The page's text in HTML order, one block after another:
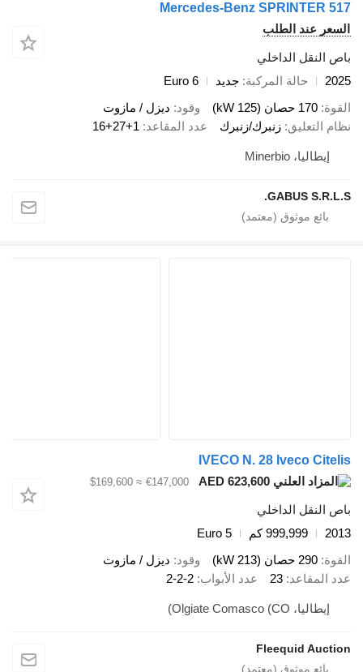
Mercedes-Benz SPRINTER
عند الطلب
النقل الداخلي
حالة المركبة جديد
Euro 6
170 حصان (125 kW) وقود ديزل / مازوت
التعليق زنبرك/زنبرك عدد المقاعد 16+27+1
إيطاليا، Minerbio
GABUS
IVECO N. 28 Iveco
AED 623,600
€147,000
≈ $169,600
النقل الداخلي
999,999 كم
Euro 5
290 حصان (213 kW) وقود ديزل / مازوت
المقاعد 23 عدد الأبواب 2-2-2
إيطاليا، Olgiate Comasco (CO)
Fleequid